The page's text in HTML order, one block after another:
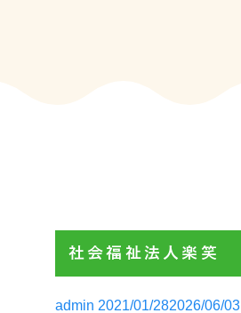
社会福祉法人楽笑
Posted
admin 2021/01/282026/06/03